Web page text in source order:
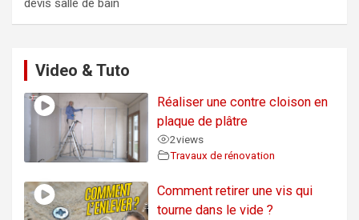
devis salle de bain
Video & Tuto
Réaliser une contre cloison en
plaque de plâtre
2views
Travaux de rénovation
Comment retirer une vis qui
tourne dans le vide ?